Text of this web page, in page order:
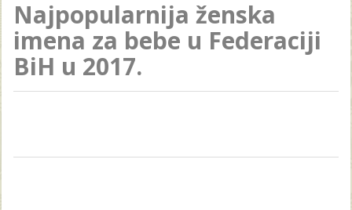
Najpopularnija ženska
imena za bebe u Federaciji
BiH u 2017.